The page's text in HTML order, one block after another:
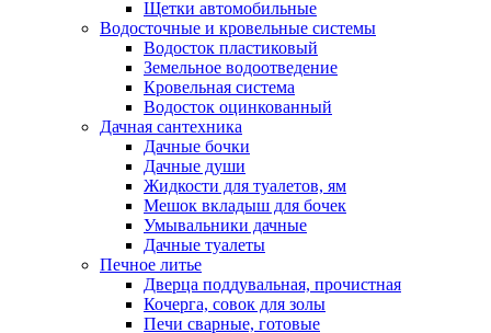
Щетки автомобильные
Водосточные и кровельные системы
Водосток пластиковый
Земельное водоотведение
Кровельная система
Водосток оцинкованный
Дачная сантехника
Дачные бочки
Дачные души
Жидкости для туалетов, ям
Мешок вкладыш для бочек
Умывальники дачные
Дачные туалеты
Печное литье
Дверца поддувальная, прочистная
Кочерга, совок для золы
Печи сварные, готовые